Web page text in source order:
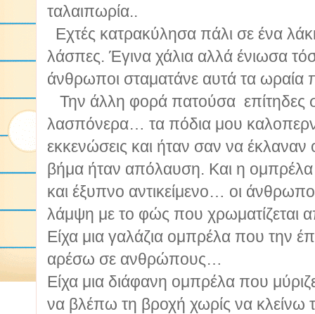
ταλαιπωρία..
Εχτές κατρακύλησα πάλι σε ένα
λάσπες. Έγινα χάλια αλλά ένιωσα
άνθρωποι σταματάνε αυτά τα ωραία
Την άλλη φορά πατούσα επίτηδες
λασπόνερα… τα πόδια μου
εκκενώσεις και ήταν σαν να
βήμα ήταν απόλαυση. Και η ομπρέλα
και έξυπνο αντικείμενο… οι
λάμψη με το φώς που χρωματίζεται
Είχα μια γαλάζια ομπρέλα που την
αρέσω σε ανθρώπους…
Είχα μια διάφανη ομπρέλα που
να βλέπω τη βροχή χωρίς να κλείνω